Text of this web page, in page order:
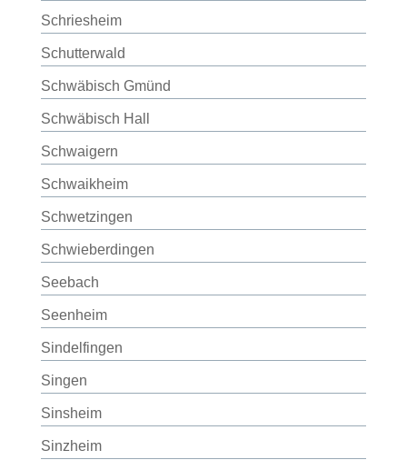
Schriesheim
Schutterwald
Schwäbisch Gmünd
Schwäbisch Hall
Schwaigern
Schwaikheim
Schwetzingen
Schwieberdingen
Seebach
Seenheim
Sindelfingen
Singen
Sinsheim
Sinzheim